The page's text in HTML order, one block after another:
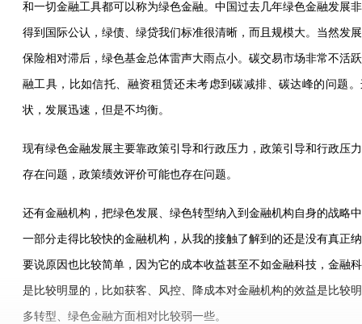
和一切金融工具都可以称为绿色金融。中国过去几年绿色金融发展
得到国际公认，绿债、绿贷我们标准很清晰，而且规模大。当然发
保险相对滞后，绿色基金总体雷声大雨点小。碳交易市场非常不活
融工具，比如信托、融资租赁还未考虑到碳减排、碳达峰的问题
状，发展迅速，但是不均衡。
现有绿色金融发展主要靠政策引导和行政压力，政策引导和行政压
存在问题，政策绩效评价可能也存在问题。
还有金融机构，把绿色发展、绿色转型纳入到金融机构自身的战略
一部分走得比较快的金融机构，从我的接触了解到的还是没有真正纳
要说原因也比较简单，因为它的成本收益甚至不如金融科技，金融
是比较明显的，比如获客、风控、降成本对金融机构的效益是比较
多转型、绿色金融方面相对比较弱一些。